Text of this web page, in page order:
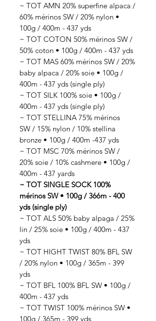
~ TOT AMN 20% superfine alpaca /
60% mérinos SW / 20% nylon •
100g / 400m - 437 yds
~ TOT COTON 50% mérinos SW /
50% coton • 100g / 400m - 437 yds
~ TOT MAS 60% mérinos SW / 20%
baby alpaca / 20% soie • 100g /
400m - 437 yds (single ply)
~ TOT SILK 100% soie • 100g /
400m - 437 yds (single ply)
~ TOT STELLINA 75% mérinos
SW / 15% nylon / 10% stellina
bronze • 100g / 400m -437 yds
~ TOT MSC 70% mérinos SW /
20% soie / 10% cashmere • 100g /
400m - 437 yards
~ TOT SINGLE SOCK 100%
mérinos SW • 100g / 366m - 400
yds (single ply)
~ TOT ALS 50% baby alpaga / 25%
lin / 25% soie • 100g / 400m - 437
yds
~ TOT HIGHT TWIST 80% BFL SW
/ 20% nylon • 100g / 365m - 399
yds
~ TOT BFL 100% BFL SW • 100g /
400m - 437 yds
~ TOT TWIST 100% mérinos SW •
100g / 365m - 399 yds